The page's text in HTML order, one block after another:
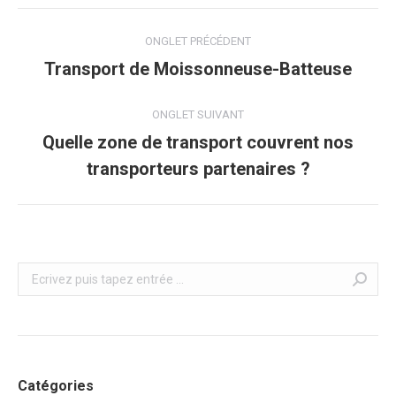
Navigation
de
commentaire
ONGLET PRÉCÉDENT
Onglet
Transport de Moissonneuse-Batteuse
ONGLET SUIVANT
Onglet
suivant
Quelle zone de transport couvrent nos
transporteurs partenaires ?
Recherche
Catégories